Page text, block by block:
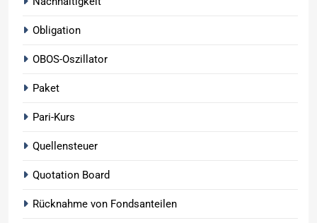
Obligation
OBOS-Oszillator
Paket
Pari-Kurs
Quellensteuer
Quotation Board
Rücknahme von Fondsanteilen